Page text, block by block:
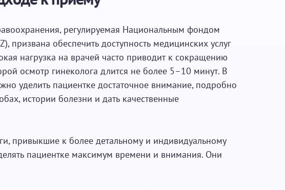
регулируемая Национальным фондом
призвана обеспечить доступность медицинских услуг
нагрузка на врачей часто приводит к сокращению
осмотр гинеколога длится не более 5–10 минут. В
уделить пациентке достаточное внимание, подробно
истории болезни и дать качественные
привыкшие к более детальному и индивидуальному
пациентке максимум времени и внимания. Они